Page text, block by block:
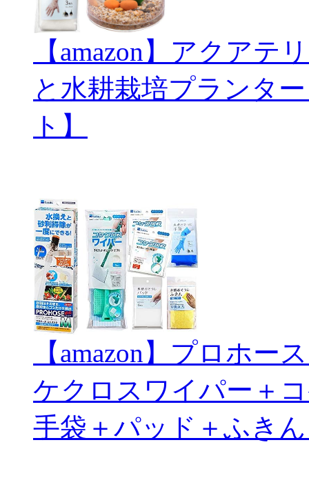
【amazon】アクアテ
と水耕栽培プランタ
ト】
【amazon】プロホ
ケクロスワイパー＋
手袋＋パッド＋ふき